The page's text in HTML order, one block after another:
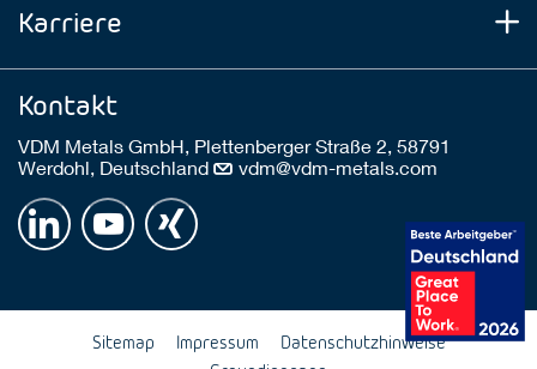
Karriere
Kontakt
VDM Metals GmbH, Plettenberger Straße 2, 58791
Werdohl, Deutschland
vdm@vdm-metals.com
Sitemap Impressum
Datenschutzhinweise